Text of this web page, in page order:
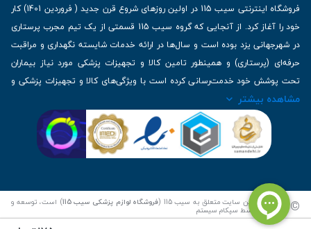
فروشگاه اینترنتی سیب 115 در اولین روزهای شروع قرن جدید ( فروردین 1401) کار
خود را آغاز کرد. از آنجایی که گروه سیب 115 قسمتی از یک تیم مجرب پرستاری
در شهرجهانی یزد بوده است و سال‌ها در ارائه خدمات شایسته نگهداری و مراقبت
حرفه‌ای (پرستاری) و همینطور تامین کالا و تجهیزات پزشکی مورد نیاز بیماران
تحت پوشش خود خدمت‌رسانی کرده است با ویژگی‌های کالا و تجهیزات پزشکی و
برترین برندهای موجود در بازار اطلاعات بسیار ارزشمندی را دارا می‌باشد
| تلفن تماس : 36333383-035 | ایمیل: Info@Sib115.com
مشاهده بیشتر
© کلیه حقوق این سایت متعلق به سیب 115 ( فروشگاه لوازم پزشکی سیب 115 ) است، توسعه و
کدنویسی توسط سپکام سیستم